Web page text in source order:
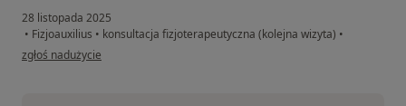
28 listopada 2025
• Fizjoauxilius • konsultacja fizjoterapeutyczna (kolejna wizyta) •
w opinii użytkownika Ewelina
zgłoś nadużycie